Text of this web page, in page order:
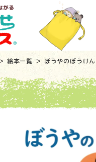
絵本一覧 ぼうやのぼうけん